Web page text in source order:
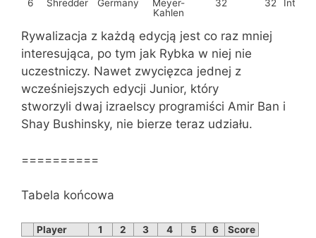
6
Shredder Germany
Meyer-
Kahlen
32 32 Intel
Rywalizacja z każdą edycją jest co raz mniej
interesująca, po tym jak Rybka w niej nie
uczestniczy. Nawet zwycięzca jednej z
wcześniejszych edycji Junior, który
stworzyli dwaj izraelscy programiści Amir Ban i
Shay Bushinsky, nie bierze teraz udziału.
==========
Tabela końcowa
Player 1 2 3 4 5 6
Score